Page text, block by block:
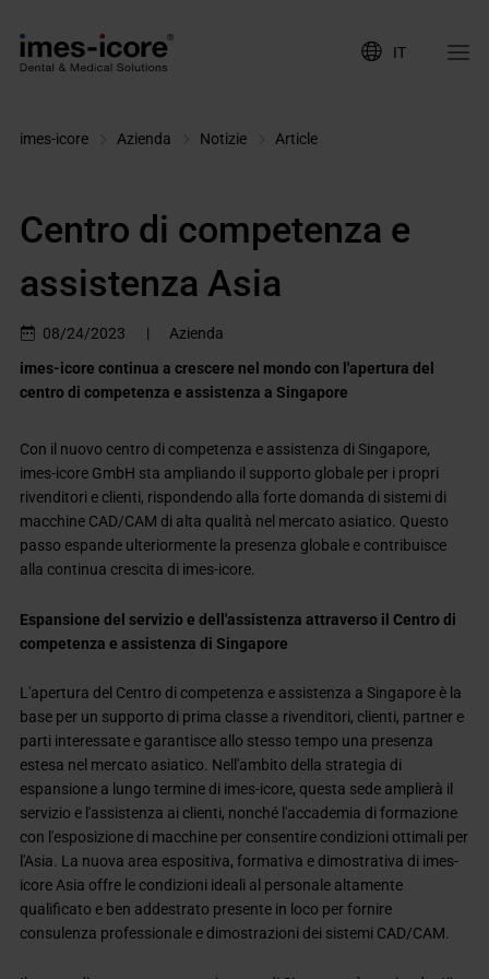
IT
imes-icore Azienda Notizie Article
Centro di competenza e
assistenza Asia
08/24/2023 |
Azienda
imes-icore continua a crescere nel mondo con l'apertura del
centro di competenza e assistenza a Singapore
Con il nuovo centro di competenza e assistenza di Singapore,
imes-icore GmbH sta ampliando il supporto globale per i propri
rivenditori e clienti, rispondendo alla forte domanda di sistemi di
macchine CAD/CAM di alta qualità nel mercato asiatico. Questo
passo espande ulteriormente la presenza globale e contribuisce
alla continua crescita di imes-icore.
Espansione del servizio e dell'assistenza attraverso il Centro di
competenza e assistenza di Singapore
L'apertura del Centro di competenza e assistenza a Singapore è la
base per un supporto di prima classe a rivenditori, clienti, partner e
parti interessate e garantisce allo stesso tempo una presenza
estesa nel mercato asiatico. Nell'ambito della strategia di
espansione a lungo termine di imes-icore, questa sede amplierà il
servizio e l'assistenza ai clienti, nonché l'accademia di formazione
con l'esposizione di macchine per consentire condizioni ottimali per
l'Asia. La nuova area espositiva, formativa e dimostrativa di imes-
icore Asia offre le condizioni ideali al personale altamente
qualificato e ben addestrato presente in loco per fornire
consulenza professionale e dimostrazioni dei sistemi CAD/CAM.